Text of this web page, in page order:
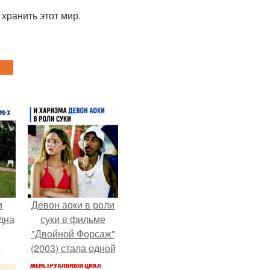
этот мир.
Девон аоки в роли
суки в фильме
"Двойной Форсаж"
(2003) стала одной
из самых ярких и